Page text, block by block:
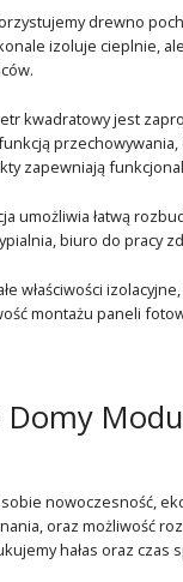
drewno
izoluje cieplnie,
kwadratowy jest
zapewniają
umożliwia łatwą
biuro do pracy
właściwości
montażu paneli
sobie nowoczesność,
oraz możliwość
hałas oraz